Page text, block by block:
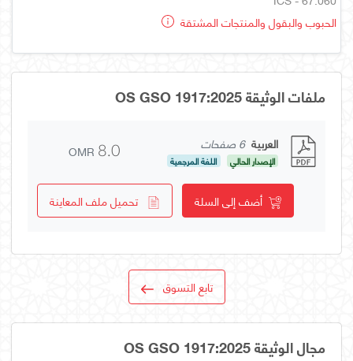
الحبوب والبقول والمنتجات المشتقة
ملفات الوثيقة OS GSO 1917:2025
العربية 6 صفحات
الإصدار الحالي اللغة المرجعية OMR 8.0
أضف إلى السلة تحميل ملف المعاينة
تابع التسوق
مجال الوثيقة OS GSO 1917:2025